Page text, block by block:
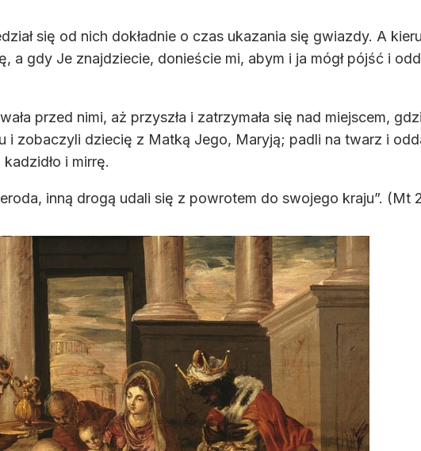
się od nich dokładnie o czas ukazania się gwiazdy. A
a gdy Je znajdziecie, donieście mi, abym i ja mógł pójść i
przed nimi, aż przyszła i zatrzymała się nad miejscem,
zobaczyli dziecię z Matką Jego, Maryją; padli na twarz i
i mirrę.
inną drogą udali się z powrotem do swojego kraju”. (Mt